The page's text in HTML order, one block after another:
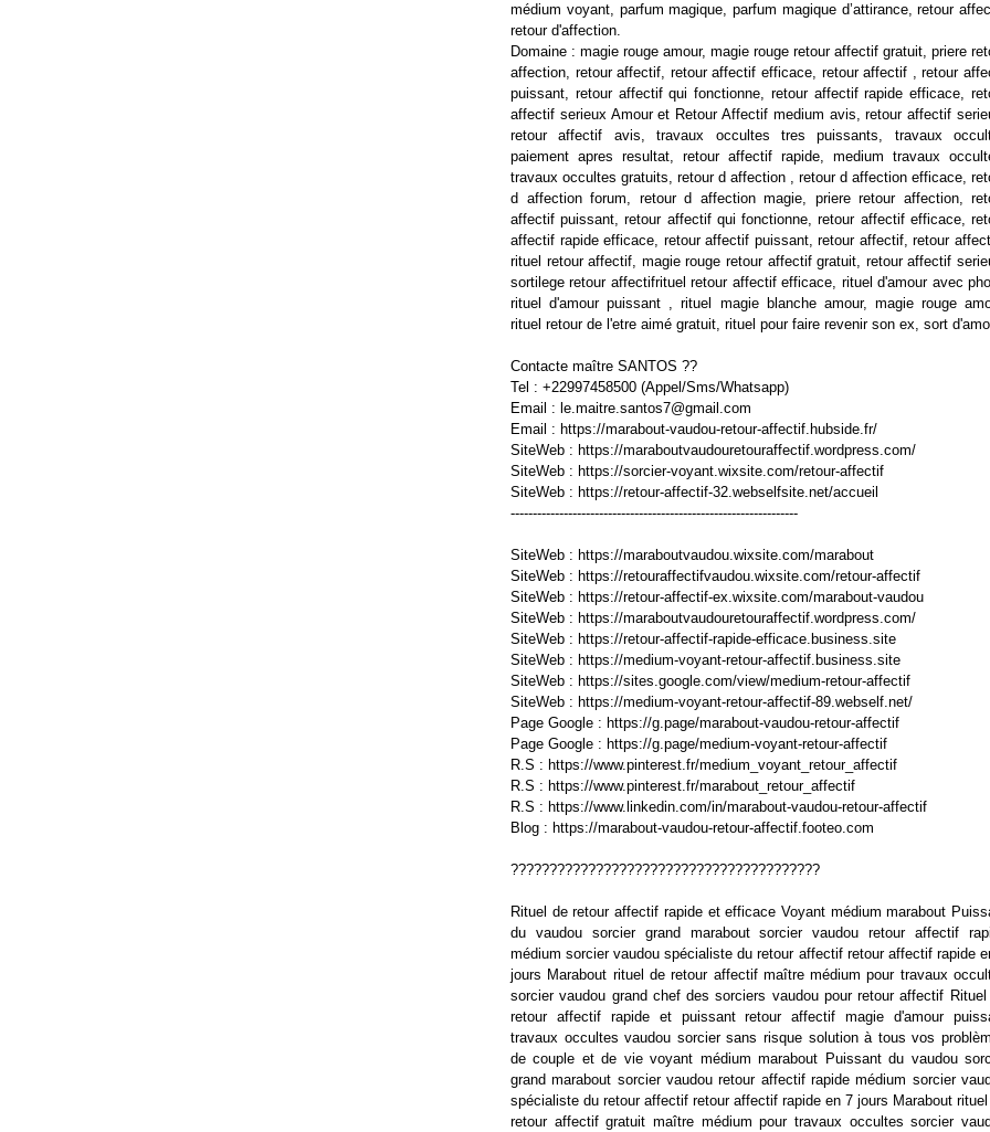
médium voyant, parfum magique, parfum magique d’attirance, retour
retour d'affection.
Domaine : magie rouge amour, magie rouge retour affectif gratuit, priere
affection, retour affectif, retour affectif efficace, retour affectif , retour
puissant, retour affectif qui fonctionne, retour affectif rapide efficace,
affectif serieux Amour et Retour Affectif medium avis, retour affectif
retour affectif avis, travaux occultes tres puissants, travaux
paiement apres resultat, retour affectif rapide, medium travaux
travaux occultes gratuits, retour d affection , retour d affection efficace,
d affection forum, retour d affection magie, priere retour affection,
affectif puissant, retour affectif qui fonctionne, retour affectif efficace,
affectif rapide efficace, retour affectif puissant, retour affectif, retour
rituel retour affectif, magie rouge retour affectif gratuit, retour affectif
sortilege retour affectifrituel retour affectif efficace, rituel d'amour avec
rituel d'amour puissant , rituel magie blanche amour, magie rouge
rituel retour de l'etre aimé gratuit, rituel pour faire revenir son ex, sort
Contacte maître SANTOS ??
Tel : +22997458500 (Appel/Sms/Whatsapp)
Email : le.maitre.santos7@gmail.com
Email : https://marabout-vaudou-retour-affectif.hubside.fr/
SiteWeb : https://maraboutvaudouretouraffectif.wordpress.com/
SiteWeb : https://sorcier-voyant.wixsite.com/retour-affectif
SiteWeb : https://retour-affectif-32.webselfsite.net/accueil
-----------------------------------------------------------------
SiteWeb : https://maraboutvaudou.wixsite.com/marabout
SiteWeb : https://retouraffectifvaudou.wixsite.com/retour-affectif
SiteWeb : https://retour-affectif-ex.wixsite.com/marabout-vaudou
SiteWeb : https://maraboutvaudouretouraffectif.wordpress.com/
SiteWeb : https://retour-affectif-rapide-efficace.business.site
SiteWeb : https://medium-voyant-retour-affectif.business.site
SiteWeb : https://sites.google.com/view/medium-retour-affectif
SiteWeb : https://medium-voyant-retour-affectif-89.webself.net/
Page Google : https://g.page/marabout-vaudou-retour-affectif
Page Google : https://g.page/medium-voyant-retour-affectif
R.S : https://www.pinterest.fr/medium_voyant_retour_affectif
R.S : https://www.pinterest.fr/marabout_retour_affectif
R.S : https://www.linkedin.com/in/marabout-vaudou-retour-affectif
Blog : https://marabout-vaudou-retour-affectif.footeo.com
????????????????????????????????????????
Rituel de retour affectif rapide et efficace Voyant médium marabout
du vaudou sorcier grand marabout sorcier vaudou retour affectif
médium sorcier vaudou spécialiste du retour affectif retour affectif rapide
jours Marabout rituel de retour affectif maître médium pour travaux
sorcier vaudou grand chef des sorciers vaudou pour retour affectif Rituel
retour affectif rapide et puissant retour affectif magie d'amour
travaux occultes vaudou sorcier sans risque solution à tous vos
de couple et de vie voyant médium marabout Puissant du vaudou
grand marabout sorcier vaudou retour affectif rapide médium sorcier
spécialiste du retour affectif retour affectif rapide en 7 jours Marabout
retour affectif gratuit maître médium pour travaux occultes sorcier